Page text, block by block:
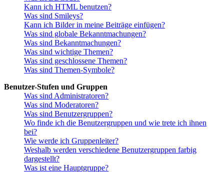
Kann ich HTML benutzen?
Was sind Smileys?
Kann ich Bilder in meine Beiträge einfügen?
Was sind globale Bekanntmachungen?
Was sind Bekanntmachungen?
Was sind wichtige Themen?
Was sind geschlossene Themen?
Was sind Themen-Symbole?
Benutzer-Stufen und Gruppen
Was sind Administratoren?
Was sind Moderatoren?
Was sind Benutzergruppen?
Wo finde ich die Benutzergruppen und wie trete ich ihnen
bei?
Wie werde ich Gruppenleiter?
Weshalb werden verschiedene Benutzergruppen farbig
dargestellt?
Was ist eine Hauptgruppe?